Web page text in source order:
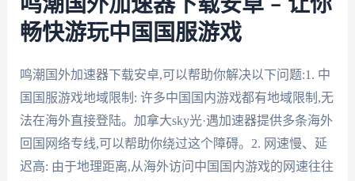
畅快游玩中国国服游戏
鸣潮国外加速器下载安卓,可以帮助你解决以下问题:1. 中
国国服游戏地域限制: 许多中国国内游戏都有地域限制,无
法在海外直接登陆。加拿大sky光·遇加速器提供多条海外
回国网络专线,可以帮助你绕过这个障碍。2. 网速慢、延
迟高: 由于地理距离,从海外访问中国国内游戏的网速往往